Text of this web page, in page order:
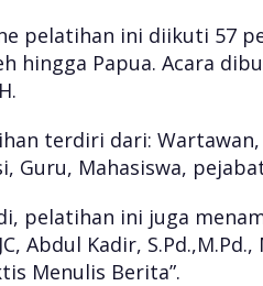
pelatihan ini diikuti 57
hingga Papua. Acara
terdiri dari:
Guru, Mahasiswa,
pelatihan ini juga
Abdul Kadir,
Menulis Berita”.